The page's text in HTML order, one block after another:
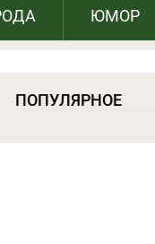
ЮМОР
ПОПУЛЯРНОЕ